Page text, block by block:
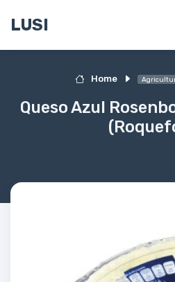
LUSI
Home
Queso Azul